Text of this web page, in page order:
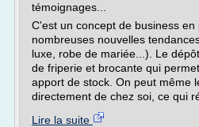
témoignages...
C'est un concept de business
nombreuses nouvelles
luxe, robe de mariée...). Le
de friperie et brocante qui
apport de stock. On peut même
directement de chez soi, ce qui
Lire la suite